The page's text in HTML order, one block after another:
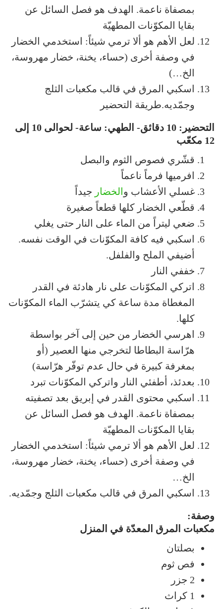
بمصفاة ناعمة. الهدف هو فصل السائل عن
بقايا المكوّنات المطهيّة
لعل الأهم هو ألا ترمي شيئاً: استخدمي الخضار
في وصفة أخرى (حساء، يخنة، خضار مهروسة،
الخ…)
اسكبي المرق في قالب مكعبات الثلج
وجمّديه.طريقة التحضير
التحضير: 10 دقائق- الطهي: ساعة- لحوالى 10 إلى
12 مكعّب
قشّري فصوص الثوم والبصل
افرميها فرماً ناعماً
غسلي الأعشاب و الخضار جيداً
قطّعي الخضار كلها قطعاً صغيرة
ضعي ليتراً من الماء على النار حتى يغلي
اسكبي فيه كافة المكوّنات في الوقت نفسه.
أضيفي الملح والفلفل.
خففي النار
اتركي المكوّنات على نار هادئة في القدر
المغطاة مدة ساعة كي يتشرّب الماء المكوّنات
كلها.
اهرسي الخضار من حين إلى آخر بواسطة
هرّاسة البطاطا لتخرجي منها العصير (أو
بمغرفة كبيرة في حال عدم توفّر هرّاسة)
بعدئذ، أطفئي النار واتركي المكوّنات تبرد
اسكبي محتوى القدر في إبريق بعد تصفيته
بمصفاة ناعمة. الهدف هو فصل السائل عن
بقايا المكوّنات المطهيّة
لعل الأهم هو ألا ترمي شيئاً: استخدمي الخضار
في وصفة أخرى (حساء، يخنة، خضار مهروسة،
الخ…
اسكبي المرق في قالب مكعبات الثلج وجمّديه.
وصفة:
مكعبات المرق المعدّة في المنزل
بصلتان
فص ثوم
2 جزر
1 كراث